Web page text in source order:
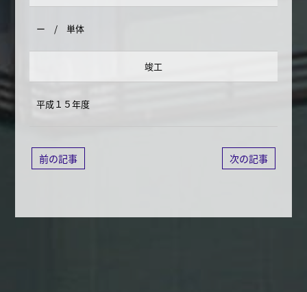
ー / 単体
竣工
平成１５年度
前の記事 次の記事